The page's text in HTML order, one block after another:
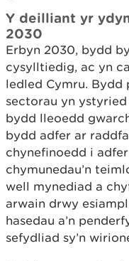
Y deilliant yr
2030
Erbyn 2030, bydd
cysylltiedig, ac yn
ledled Cymru. Bydd
sectorau yn
bydd lleoedd
bydd adfer ar
chynefinoedd i
chymunedau’n
well mynediad a
arwain drwy
hasedau a’n
sefydliad sy’n